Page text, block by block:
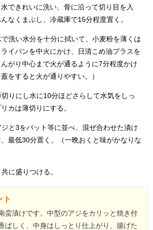
できれいに洗い、骨に沿って切り目を入
なくまぶし、冷蔵庫で15分程度置く。
洗い水分を十分に拭いて、小麦粉を薄くは
イパンを中火にかけ、日清こめ油プラスを
がり中心まで火が通るように7分程度かけ
をすると火が通りやすい。）
りにし水に10分ほどさらして水気をしっ
カは薄切りにする。
と3をバット等に並べ、混ぜ合わせた漬け
最低30分置く。（一晩おくと味がかなりな
に盛りつける。
ト
蛮漬けです。中型のアジをカリッと焼き付
ばしく、中身はしっとり仕上がり、揚げた